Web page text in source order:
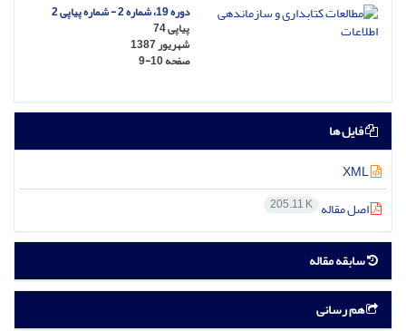
دوره 19، شماره 2 - شماره پیاپی 2
پیاپی 74
شهریور 1387
صفحه9-10
فایل ها
اصل مقاله 205.11 K
سابقه مقاله
هم رسانی